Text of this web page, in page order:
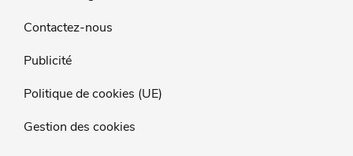
Contactez-nous
Publicité
Politique de cookies (UE)
Gestion des cookies